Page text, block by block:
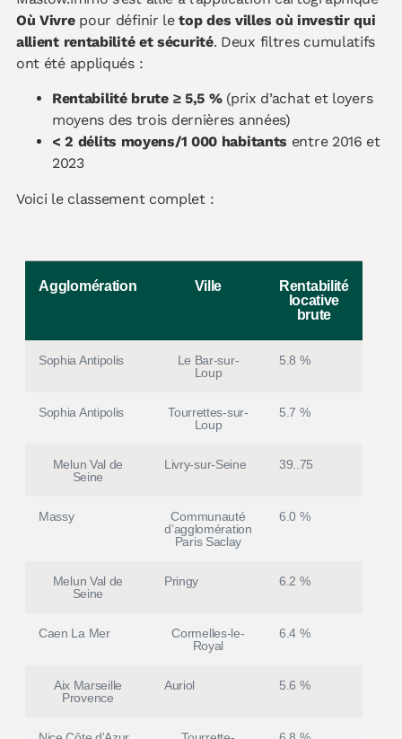
Où Vivre pour définir letop des villes où investir qui
allient rentabilité et sécurité. Deux filtres cumulatifs
ont été appliqués :
Rentabilité brute ≥ 5,5 %(prix d’achat et loyers
moyens des trois dernières années)
< 2 délits moyens/1 000 habitants entre 2016 et
2023
Voici le classement complet :
Agglomération Ville
Rentabilité
locative
brute
Sophia Antipolis
Le Bar-sur-
Loup
5.8 %
Sophia Antipolis
Tourrettes-sur-
Loup
5.7 %
Melun Val de
Seine
Livry-sur-Seine 39..75
Massy
Communauté
d’agglomération
Paris Saclay
6.0 %
Melun Val de
Seine
Pringy 6.2 %
Caen La Mer
Cormelles-le-
Royal
6.4 %
Aix Marseille
Provence
Auriol 5.6 %